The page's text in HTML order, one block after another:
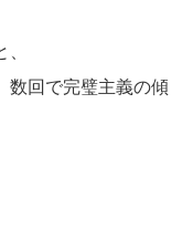
数回で完璧主義の傾